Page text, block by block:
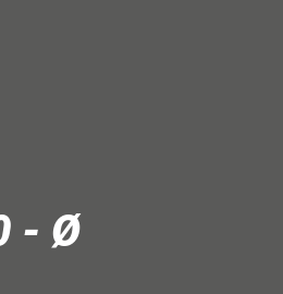
- Ø